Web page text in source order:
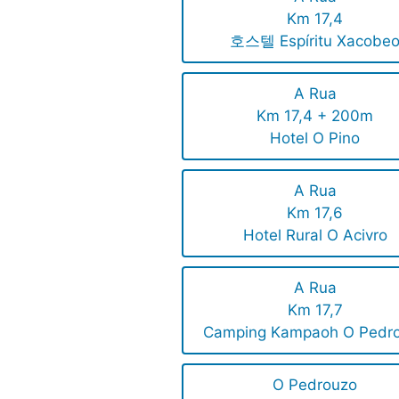
Km 17,4
호스텔 Espíritu Xacobeo
A Rua
Km 17,4 + 200m
Hotel O Pino
A Rua
Km 17,6
Hotel Rural O Acivro
A Rua
Km 17,7
Camping Kampaoh O
O Pedrouzo